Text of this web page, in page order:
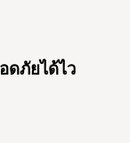
ดภัยได้ไว